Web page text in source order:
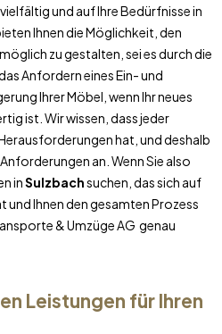
und auf Ihre Bedürfnisse in
Ihnen die Möglichkeit, den
zu gestalten, sei es durch die
Anfordern eines Ein- und
Ihrer Möbel, wenn Ihr neues
ist. Wir wissen, dass jeder
hat, und deshalb
an. Wenn Sie also
inSulzbachsuchen, das sich auf
und Ihnen den gesamten Prozess
& Umzüge AG genau
Leistungen für Ihren